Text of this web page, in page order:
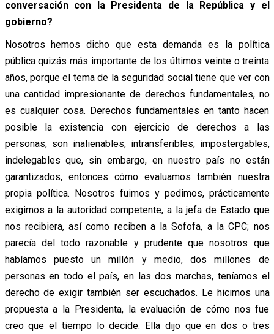
conversación con la Presidenta de la República y el
gobierno?
Nosotros hemos dicho que esta demanda es la política
pública quizás más importante de los últimos veinte o treinta
años, porque el tema de la seguridad social tiene que ver con
una cantidad impresionante de derechos fundamentales, no
es cualquier cosa. Derechos fundamentales en tanto hacen
posible la existencia con ejercicio de derechos a las
personas, son inalienables, intransferibles, impostergables,
indelegables que, sin embargo, en nuestro país no están
garantizados, entonces cómo evaluamos también nuestra
propia política. Nosotros fuimos y pedimos, prácticamente
exigimos a la autoridad competente, a la jefa de Estado que
nos recibiera, así como reciben a la Sofofa, a la CPC; nos
parecía del todo razonable y prudente que nosotros que
habíamos puesto un millón y medio, dos millones de
personas en todo el país, en las dos marchas, teníamos el
derecho de exigir también ser escuchados. Le hicimos una
propuesta a la Presidenta, la evaluación de cómo nos fue
creo que el tiempo lo decide. Ella dijo que en dos o tres